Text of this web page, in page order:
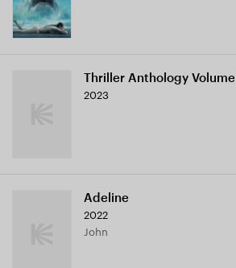
Thriller Anthology Volume I
2023
Adeline
2022
John